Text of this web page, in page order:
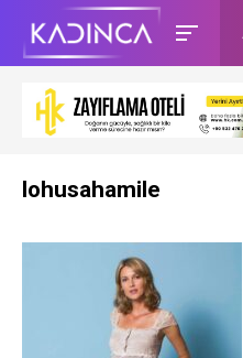
lohusahamile